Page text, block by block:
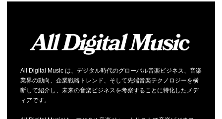
All Digital Music は、デジタル時代のグローバル音楽ビジネス、音楽
業界の動向、企業戦略トレンド、そして先端音楽テクノロジーを横
断して紹介し、未来の音楽ビジネスを考察することに特化したメデ
ィアです。